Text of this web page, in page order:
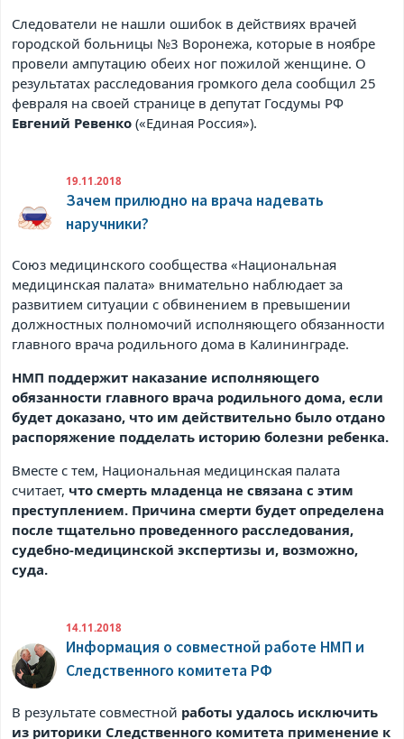
Следователи не нашли ошибок в действиях врачей
городской больницы №3 Воронежа, которые в ноябре
провели ампутацию обеих ног пожилой женщине. О
результатах расследования громкого дела сообщил 25
февраля на своей странице в депутат Госдумы РФ
Евгений Ревенко(«Единая Россия»).
19.11.2018
Зачем прилюдно на врача надевать
наручники?
Союз медицинского сообщества «Национальная
медицинская палата» внимательно наблюдает за
развитием ситуации с обвинением в превышении
должностных полномочий исполняющего обязанности
главного врача родильного дома в Калининграде.
НМП поддержит наказание исполняющего
обязанности главного врача родильного дома, если
будет доказано, что им действительно было отдано
распоряжение подделать историю болезни ребенка.
Вместе с тем, Национальная медицинская палата
считает,что смерть младенца не связана с этим
преступлением. Причина смерти будет определена
после тщательно проведенного расследования,
судебно-медицинской экспертизы и, возможно,
суда.
14.11.2018
Информация о совместной работе НМП и
Следственного комитета РФ
В результате совместной работы удалось исключить
из риторики Следственного комитета применение к